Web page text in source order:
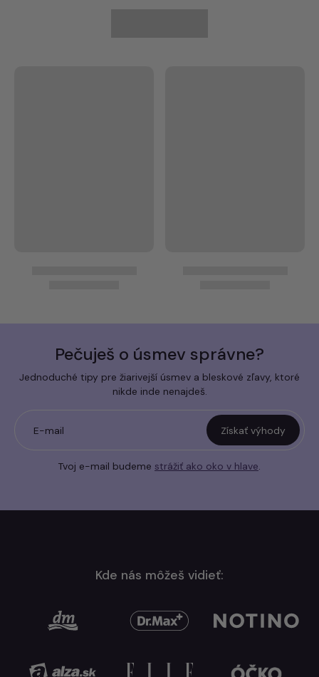
Pečuješ o úsmev správne?
Jednoduché tipy pre žiarivejší úsmev a bleskové zľavy, ktoré
nikde inde nenajdeš.
E-mail Získať výhody
Tvoj e-mail budeme strážiť ako oko v hlave.
Kde nás môžeš vidieť: